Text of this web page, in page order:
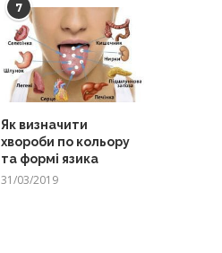
7
Як визначити
хвороби по кольору
та формі язика
31/03/2019